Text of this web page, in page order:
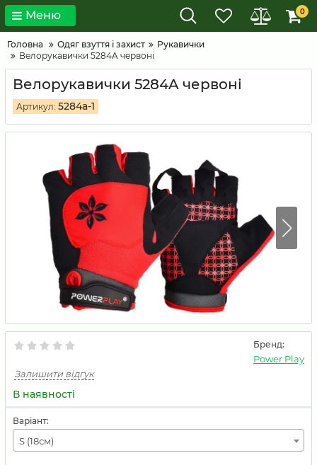
Меню 0
Головна Одяг взуття і захист
Рукавички
Велорукавички 5284A червоні
Велорукавички 5284A червоні
Артикул: 5284a-1
Бренд:
Power Play
Залишити відгук
В наявності
Варіант:
S (18см)